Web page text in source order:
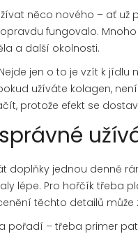
něco nového – ať
fungovalo.
a další okolnosti.
jen o to je vzít k
užíváte kolagen,
protože efekt se
doplňky jednou denně
lépe. Pro hořčík třeba
těchto detailů může
pořadí – třeba primer